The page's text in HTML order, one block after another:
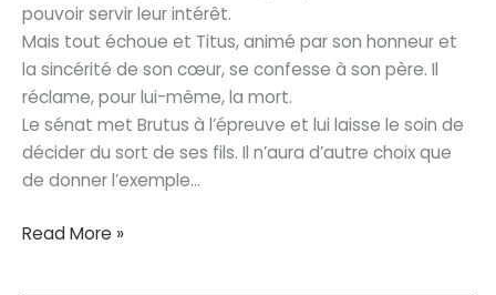
pouvoir servir leur intérêt.
Mais tout échoue et Titus, animé par son honneur et
la sincérité de son cœur, se confesse à son père. Il
réclame, pour lui-même, la mort.
Le sénat met Brutus à l’épreuve et lui laisse le soin de
décider du sort de ses fils. Il n’aura d’autre choix que
de donner l’exemple…
Brutus
Read More »